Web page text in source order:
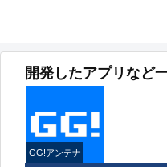
開発したアプリなど
GG!アンテナ